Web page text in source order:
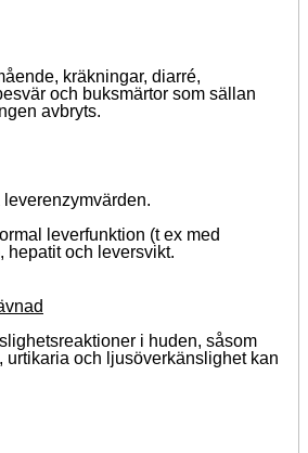
kräkningar, diarré,
och buksmärtor som sällan
avbryts.
leverfunktion (t ex med
hepatit och leversvikt.
i huden, såsom
urtikaria och ljusöverkänslighet kan